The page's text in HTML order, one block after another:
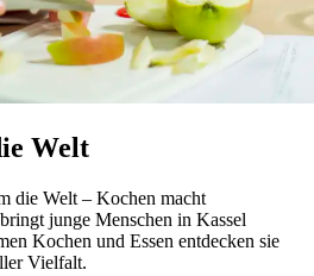
Welt
die Welt – Kochen macht
junge Menschen in Kassel
Kochen und Essen entdecken sie
Vielfalt.